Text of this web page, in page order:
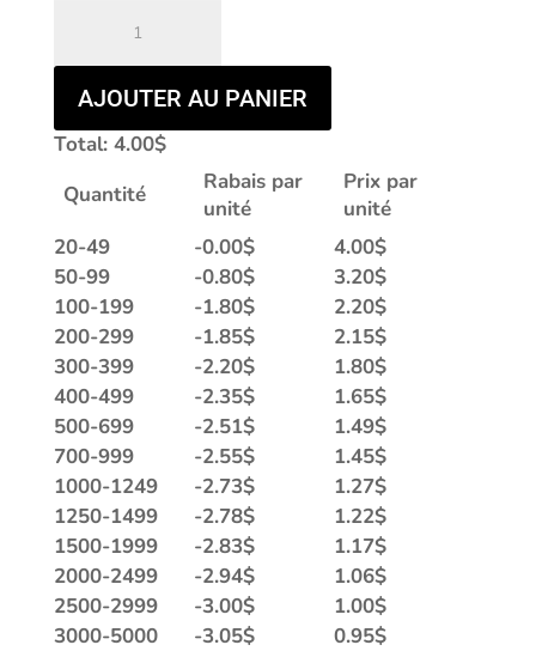
EDV-
1400
|
SINCÈREMENT
AJOUTER AU PANIER
Total: 4.00$
Quantité
Rabais par
unité
Prix par
unité
20-49
-0.00$ 4.00$
50-99
-0.80$ 3.20$
100-199
-1.80$ 2.20$
200-299
-1.85$ 2.15$
300-399
-2.20$ 1.80$
400-499
-2.35$ 1.65$
500-699
-2.51$ 1.49$
700-999
-2.55$ 1.45$
1000-1249
-2.73$ 1.27$
1250-1499
-2.78$ 1.22$
1500-1999
-2.83$ 1.17$
2000-2499
-2.94$ 1.06$
2500-2999
-3.00$ 1.00$
3000-5000
-3.05$ 0.95$